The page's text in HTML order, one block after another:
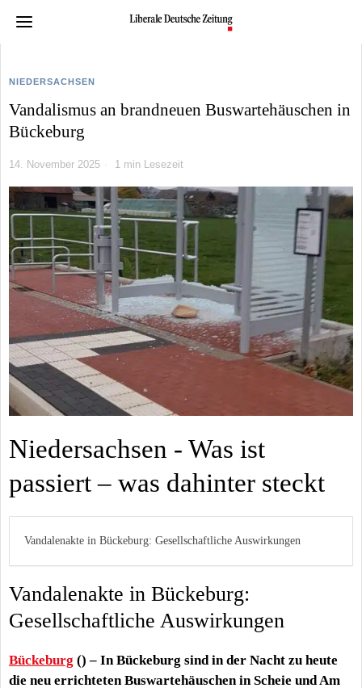
NIEDERSACHSEN
Vandalismus an brandneuen Buswartehäuschen in
Bückeburg
14. November 2025 1 min Lesezeit
Niedersachsen - Was ist
passiert – was dahinter steckt
Vandalenakte in Bückeburg: Gesellschaftliche Auswirkungen
Vandalenakte in Bückeburg:
Gesellschaftliche Auswirkungen
Bückeburg () – In Bückeburg sind in der Nacht zu heute
die neu errichteten Buswartehäuschen in Scheie und Am